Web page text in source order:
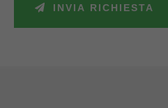
INVIA RICHIESTA